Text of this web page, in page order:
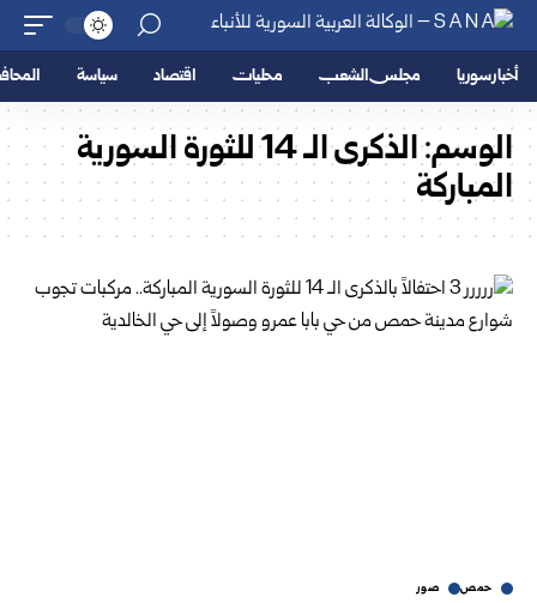
أخبار سوريا مجلس الشعب محليات اقتصاد سياسة
الوسم:
الذكرى الـ 14 للثورة السورية
المباركة
حمص صور